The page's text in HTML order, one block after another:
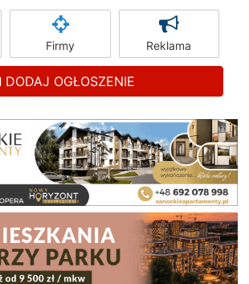
Firmy Reklama
DODAJ OGŁOSZENIE